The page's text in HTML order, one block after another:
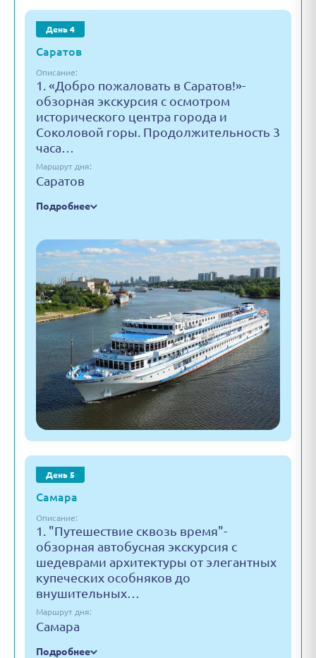
День 4
Саратов
Описание:
1. «Добро пожаловать в Саратов!»-
обзорная экскурсия с осмотром
исторического центра города и
Соколовой горы. Продолжительность 3
часа…
Маршрут дня:
Саратов
Подробнее
День 5
Самара
Описание:
1. "Путешествие сквозь время"-
обзорная автобусная экскурсия с
шедеврами архитектуры от элегантных
купеческих особняков до
внушительных…
Маршрут дня:
Самара
Подробнее